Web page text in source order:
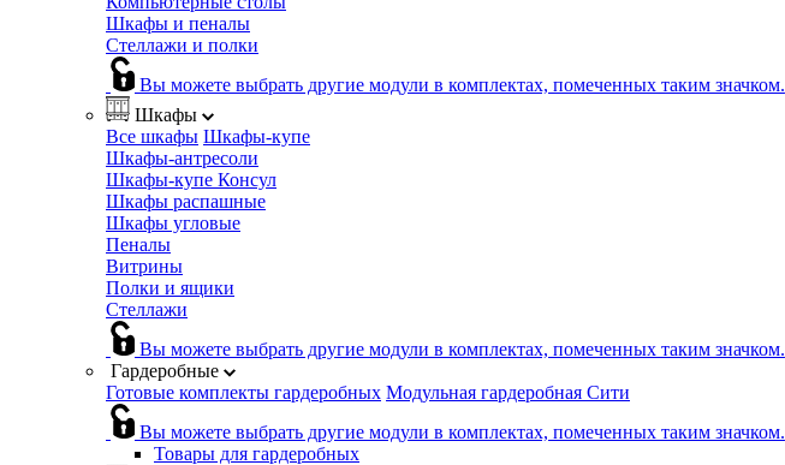
Шкафы и пеналы
Стеллажи и полки
Вы можете выбрать другие модули в комплектах, помеченных таким значком.
Шкафы
Все шкафы Шкафы-купе
Шкафы-антресоли
Шкафы-купе Консул
Шкафы распашные
Шкафы угловые
Пеналы
Витрины
Полки и ящики
Стеллажи
Вы можете выбрать другие модули в комплектах, помеченных таким значком.
Гардеробные
Готовые комплекты гардеробных Модульная гардеробная Сити
Вы можете выбрать другие модули в комплектах, помеченных таким значком.
Товары для гардеробных